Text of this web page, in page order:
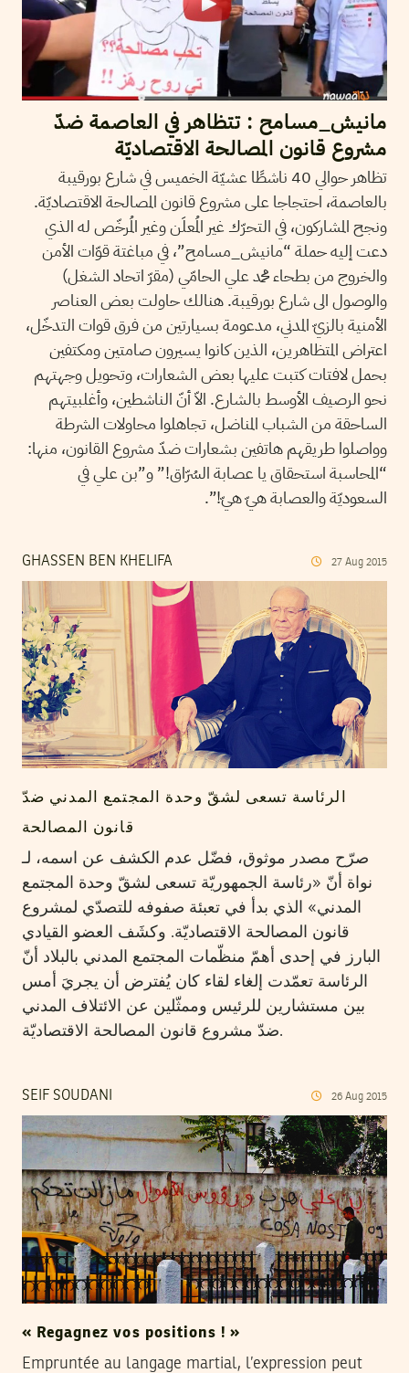
مانيش_مسامح : تتظاهر في العاصمة ضدّ
مشروع قانون المصالحة الاقتصاديّة
تظاهر حوالي 40 ناشطًا عشيّة الخميس في شارع بورقيبة
بالعاصمة، احتجاجا على مشروع قانون المصالحة الاقتصاديّة.
ونجح المشاركون، في التحرّك غير المُعلَن وغير المُرخّص له الذي
دعت إليه حملة “مانيش_مسامح”، في مباغتة قوّات الأمن
والخروج من بطحاء محمد علي الحامّي (مقرّ اتحاد الشغل)
والوصول الى شارع بورقيبة. هنالك حاولت بعض العناصر
الأمنية بالزيّ المدني، مدعومة بسيارتين من فرق قوات التدخّل،
اعتراض المتظاهرين، الذين كانوا يسيرون صامتين ومكتفين
بحمل لافتات كتبت عليها بعض الشعارات، وتحويل وجهتهم
نحو الرصيف الأوسط بالشارع. الاّ أنّ الناشطين، وأغلبيتهم
الساحقة من الشباب المناضل، تجاهلوا محاولات الشرطة
وواصلوا طريقهم هاتفين بشعارات ضدّ مشروع القانون، منها:
“المحاسبة استحقاق يا عصابة السُرّاق!” و”بن علي في
السعوديّة والعصابة هيّ هيّ!”.
GHASSEN BEN KHELIFA 27 Aug 2015
الرئاسة تسعى لشقّ وحدة المجتمع المدني ضدّ
قانون المصالحة
صرّح مصدر موثوق، فضّل عدم الكشف عن اسمه، لـ
نواة أنّ «رئاسة الجمهوريّة تسعى لشقّ وحدة المجتمع
المدني» الذي بدأ في تعبئة صفوفه للتصدّي لمشروع
قانون المصالحة الاقتصاديّة. وكشَف العضو القيادي
البارز في إحدى أهمّ منظّمات المجتمع المدني بالبلاد أنّ
الرئاسة تعمّدت إلغاء لقاء كان يُفترض أن يجريَ أمس
بين مستشارين للرئيس وممثّلين عن الائتلاف المدني
ضدّ مشروع قانون المصالحة الاقتصاديّة.
SEIF SOUDANI 26 Aug 2015
« Regagnez vos positions ! »
Empruntée au langage martial, l’expression peut